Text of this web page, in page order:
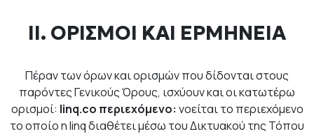
ΙΙ. ΟΡΙΣΜΟΙ ΚΑΙ ΕΡΜΗΝΕΙΑ
Πέραν των όρων και ορισμών που δίδονται στους
παρόντες Γενικούς Όρους, ισχύουν και οι κατωτέρω
ορισμοί: linq.co περιεχόμενο: νοείται το περιεχόμενο
το οποίο η linq διαθέτει μέσω του Δικτυακού της Τόπου